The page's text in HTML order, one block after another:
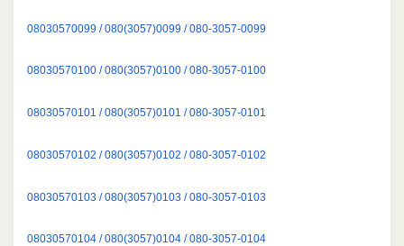
08030570099 / 080(3057)0099 / 080-3057-0099
08030570100 / 080(3057)0100 / 080-3057-0100
08030570101 / 080(3057)0101 / 080-3057-0101
08030570102 / 080(3057)0102 / 080-3057-0102
08030570103 / 080(3057)0103 / 080-3057-0103
08030570104 / 080(3057)0104 / 080-3057-0104